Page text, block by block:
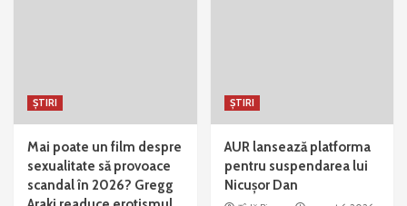
ȘTIRI
Mai poate un film despre
sexualitate să provoace
scandal în 2026? Gregg
ȘTIRI
AUR lansează platforma
pentru suspendarea lui
Nicușor Dan